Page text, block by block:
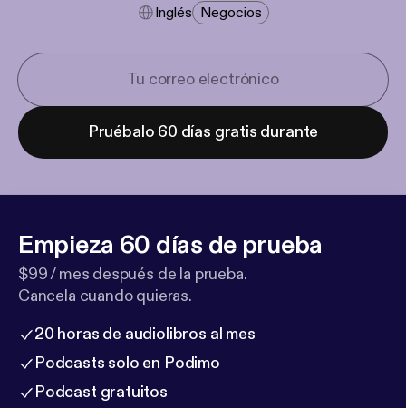
Inglés Negocios
Pruébalo 60 días gratis durante
Empieza 60 días de prueba
$99 / mes después de la prueba.
Cancela cuando quieras.
20 horas de audiolibros al mes
Podcasts solo en Podimo
Podcast gratuitos